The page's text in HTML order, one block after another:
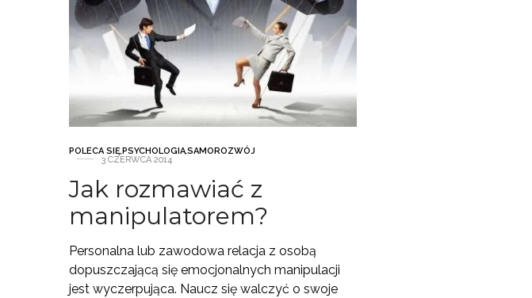
POLECA SIĘ,PSYCHOLOGIA,SAMOROZWÓJ
3 CZERWCA 2014
Jak rozmawiać z
manipulatorem?
Personalna lub zawodowa relacja z osobą
dopuszczającą się emocjonalnych manipulacji
jest wyczerpująca. Naucz się walczyć o swoje